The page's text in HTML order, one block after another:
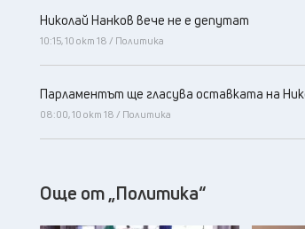
Николай Нанков вече не е депутат
10:15, 10 окт 18 / Политика
Парламентът ще гласува оставката на
08:00, 10 окт 18 / Политика
Още от „Политика“